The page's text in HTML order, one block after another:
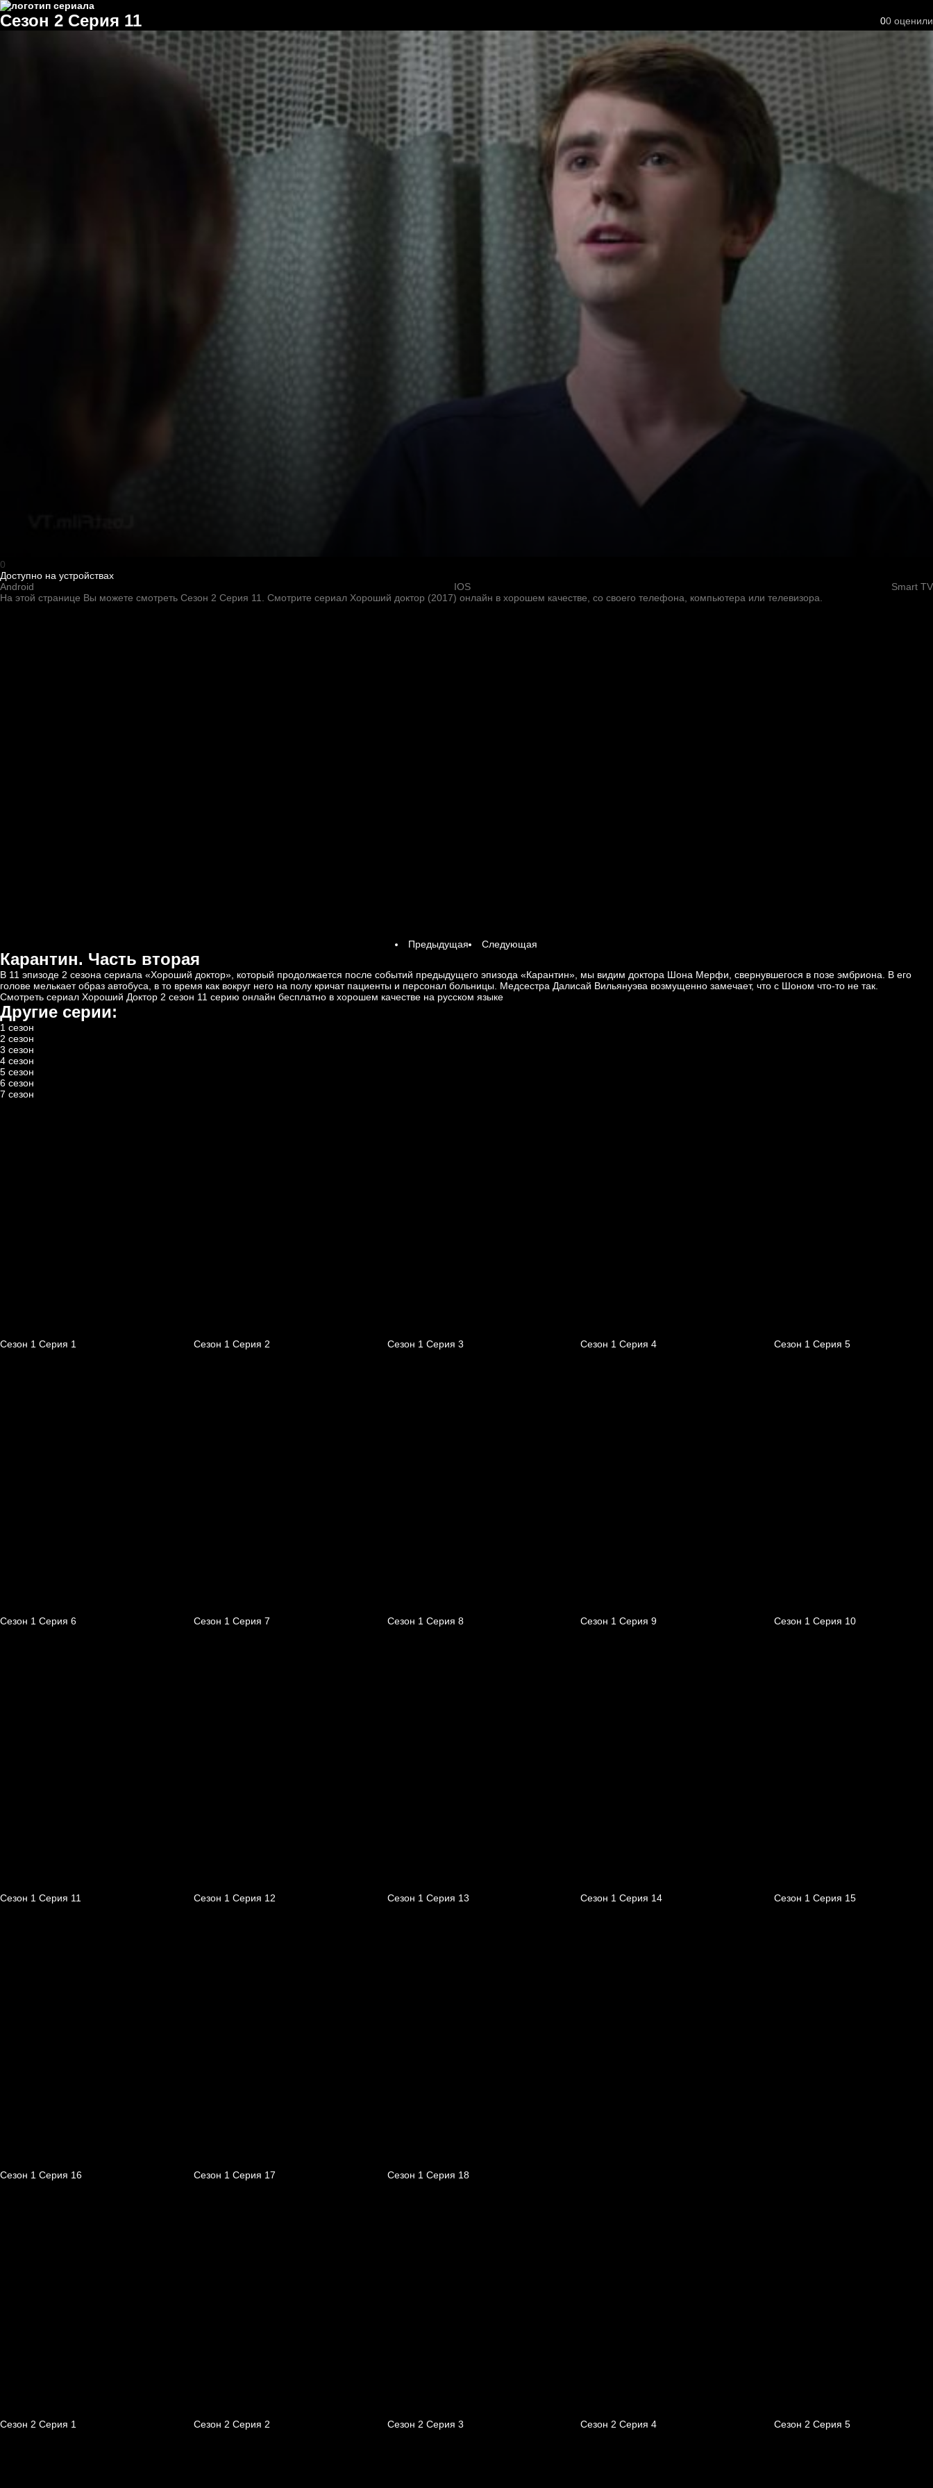
Сезон 2 Серия 11 00оценили
0
Доступно на устройствах
Android
IOS
Smart TV
На этой странице Вы можете смотреть Сезон 2 Серия 11. Смотрите сериал Хороший доктор (2017) онлайн в хорошем качестве, со своего телефона, компьютера или телевизора.
Предыдущая Следующая
Карантин. Часть вторая
В 11 эпизоде 2 сезона сериала «Хороший доктор», который продолжается после событий предыдущего эпизода «Карантин», мы видим доктора Шона Мерфи, свернувшегося в позе эмбриона. В его
голове мелькает образ автобуса, в то время как вокруг него на полу кричат пациенты и персонал больницы. Медсестра Далисай Вильянуэва возмущенно замечает, что с Шоном что-то не так.
Смотреть сериал Хороший Доктор 2 сезон 11 серию онлайн бесплатно в хорошем качестве на русском языке
Другие серии:
1 сезон
2 сезон
3 сезон
4 сезон
5 сезон
6 сезон
7 сезон
Сезон 1 Серия 1 Сезон 1 Серия 2 Сезон 1 Серия 3 Сезон 1 Серия 4 Сезон 1 Серия 5
Сезон 1 Серия 6 Сезон 1 Серия 7 Сезон 1 Серия 8 Сезон 1 Серия 9 Сезон 1 Серия 10
Сезон 1 Серия 11 Сезон 1 Серия 12 Сезон 1 Серия 13 Сезон 1 Серия 14 Сезон 1 Серия 15
Сезон 1 Серия 16 Сезон 1 Серия 17 Сезон 1 Серия 18
Сезон 2 Серия 1 Сезон 2 Серия 2 Сезон 2 Серия 3 Сезон 2 Серия 4 Сезон 2 Серия 5